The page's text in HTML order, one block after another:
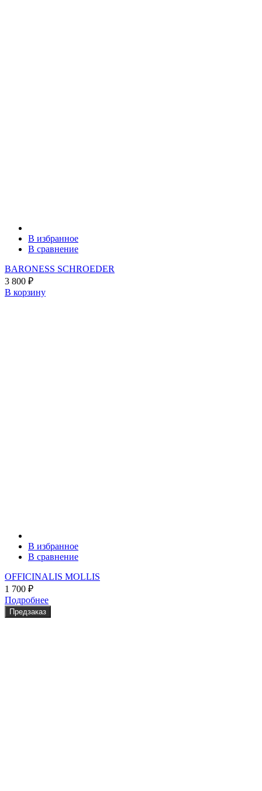
В избранное
В сравнение
BARONESS SCHROEDER
3 800 ₽
В корзину
В избранное
В сравнение
OFFICINALIS MOLLIS
1 700 ₽
Подробнее
Предзаказ